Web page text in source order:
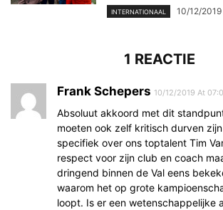
INTERNATIONAAL 10/12/2019
1 REACTIE
Frank Schepers 10/12/2019 At
Absoluut akkoord met dit
moeten ook zelf kritisch durven
specifiek over ons toptalent Tim
respect voor zijn club en coach
dringend binnen de Val eens
waarom het op grote
loopt. Is er een wetenschappelijke